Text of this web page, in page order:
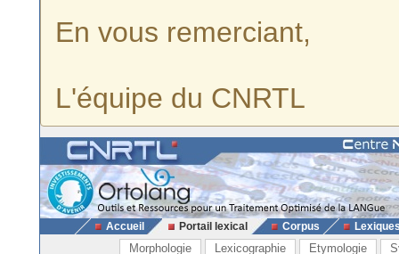
En vous remerciant,
L'équipe du CNRTL
Accueil Portail lexical Corpus
Morphologie Lexicographie Etymologie